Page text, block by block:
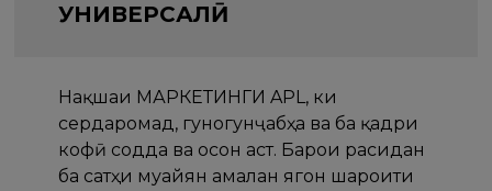
УНИВЕРСАЛӢ
Нақшаи МАРКЕТИНГИ APL, ки
сердаромад, гуногунҷабҳа ва ба қадри
кофӣ содда ва осон аст. Барои расидан
ба сатҳи муайян амалан ягон шароити